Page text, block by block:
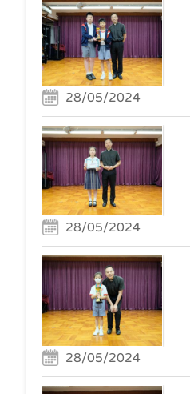
28/05/2024
28/05/2024
28/05/2024